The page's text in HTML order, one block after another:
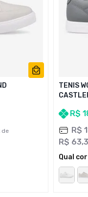
de
TENIS
R$
R$
R$ 63,
Qual